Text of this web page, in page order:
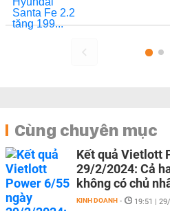
Cùng chuyên mục
Kết quả Vietlott
29/2/2024: Cả
không có chủ
KINH DOANH - 19:51 |